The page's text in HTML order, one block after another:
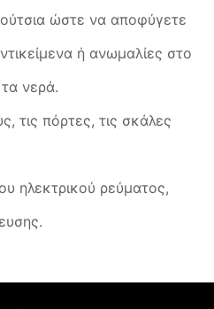
ώστε να αποφύγετε
ή ανωμαλίες στο
νερά.
τις πόρτες, τις σκάλες
ηλεκτρικού ρεύματος,